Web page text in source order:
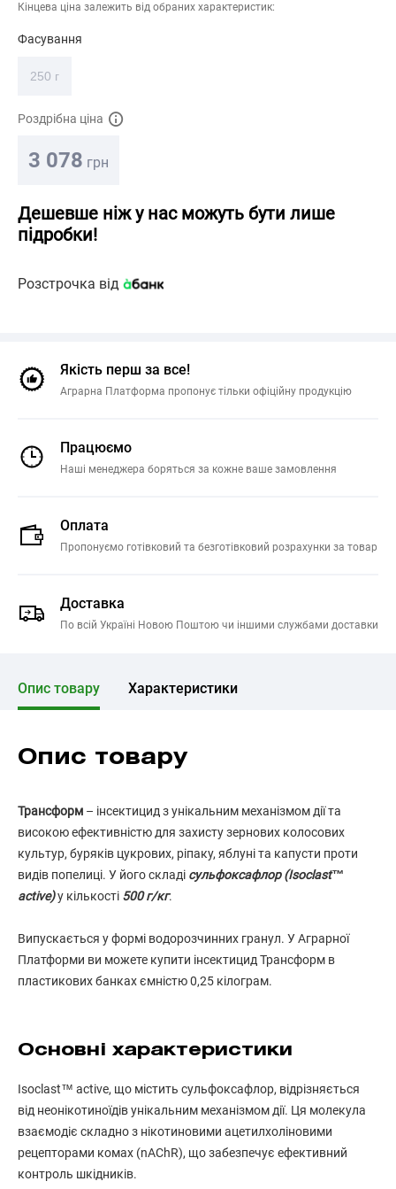
Кінцева ціна залежить від обраних характеристик:
Фасування
250 г
Роздрібна ціна
3 078 грн
Дешевше ніж у нас можуть бути лише
підробки!
Розстрочка від
Якість перш за все!
Аграрна Платформа пропонує тільки офіційну продукцію
Працюємо
Наші менеджера боряться за кожне ваше замовлення
Оплата
Пропонуємо готівковий та безготівковий розрахунки за товар
Доставка
По всій Україні Новою Поштою чи іншими службами доставки
Опис товару Характеристики
Опис товару
Трансформ – інсектицид з унікальним механізмом дії та
високою ефективністю для захисту зернових колосових
культур, буряків цукрових, ріпаку, яблуні та капусти проти
видів попелиці. У його складі сульфоксафлор (Isoclast™
active)у кількості 500 г/кг.
Випускається у формі водорозчинних гранул. У Аграрної
Платформи ви можете купити інсектицид Трансформ в
пластикових банках ємністю 0,25 кілограм.
Основні характеристики
Isoclast™ active, що містить сульфоксафлор, відрізняється
від неонікотиноїдів унікальним механізмом дії. Ця молекула
взаємодіє складно з нікотиновими ацетилхоліновими
рецепторами комах (nAChR), що забезпечує ефективний
контроль шкідників.